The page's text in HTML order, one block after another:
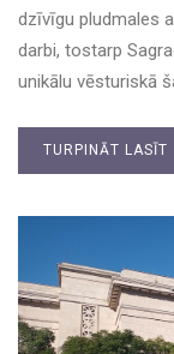
dzīvīgu pludmales
darbi, tostarp
unikālu vēsturiskā
TURPINĀT LASĪT